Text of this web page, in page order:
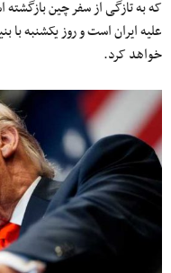
که به تازگی از سفر چین
علیه ایران است و روز یکشنبه با
خواهد کرد.